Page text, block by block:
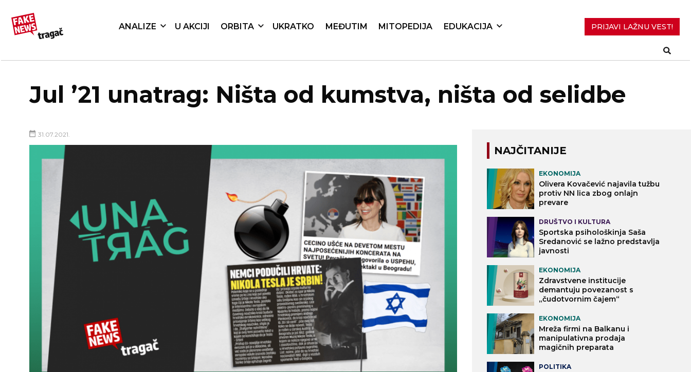
ANALIZE U AKCIJI ORBITA UKRATKO MEĐUTIM MITOPEDIJA EDUKACIJA PRIJAVI LAŽNU VEST!
Jul ’21 unatrag: Ništa od kumstva, ništa od selidbe
31.07.2021.
NAJČITANIJE
EKONOMIJA
Olivera Kovačević najavila tužbu
protiv NN lica zbog onlajn
prevare
DRUŠTVO I KULTURA
Sportska psihološkinja Saša
Sredanović se lažno predstavlja
javnosti
EKONOMIJA
Zdravstvene institucije
demantuju povezanost s
„čudotvornim čajem“
EKONOMIJA
Mreža firmi na Balkanu i
manipulativna prodaja
magičnih preparata
POLITIKA